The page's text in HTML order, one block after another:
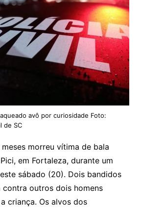
avô por curiosidade Foto:
de SC
morreu vítima de bala
em Fortaleza, durante um
sábado (20). Dois bandidos
contra outros dois homens
criança. Os alvos dos